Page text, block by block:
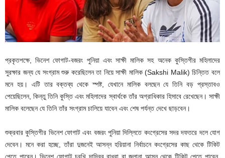
প্রকৃতপক্ষে, ভিনেশ ফোগাট-বজরং পুনিয়া এবং সাক্ষী মালিক সহ অনেক কুস্তিগীর মহিলাদের
সুরক্ষার জন্য যে সংগ্রাম শুরু করেছিলেন তা নিয়ে সাক্ষী মালিক (Sakshi Malik) চিন্তিত বলে
মনে হয়। এটি তার বক্তব্য থেকে স্পষ্ট, যেখানে মালিক বলছেন যে তিনি বড় প্রস্তাবও
পেয়েছিলেন, কিন্তু তিনি কুস্তি এবং মহিলাদের স্বার্থকে তাঁর অগ্রাধিকার হিসাবে রেখেছেন। সাক্ষী
মালিক বলেছেন যে তিনি তাঁর সংগ্রাম চালিয়ে যাবেন এবং শেষ পর্যন্ত দেখে ছাড়বেন।
শুক্রবার কুস্তিগীর ভিনেশ ফোগাট এবং বজরং পুনিয়া দিল্লিতে কংগ্রেসের সদর দফতরে দলে যোগ
দেবেন। মনে করা হচ্ছে, তাঁরা দুজনেই আসন্ন হরিয়ানা নির্বাচনে কংগ্রেসের কাছ থেকে টিকিট